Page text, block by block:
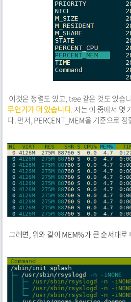
이것은 정렬도 있고, tree 같은 것도 있습
무언가가 더 있습니다.저는 이 중에서 몇
다. 먼저, PERCENT_MEM을 기준으로
그러면, 위와 같이 MEM%가 큰 순서대로